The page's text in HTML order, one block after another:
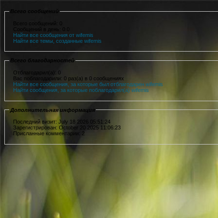
Всего сообщений
Всего сообщений: 0
Сообщений в день: 0.0
Найти все сообщения от wifemis
Найти все темы, созданные wifemis
Всего благодарностей
Отблагодарил(а): 0
Вас поблагодарили: 0 раз(а) в 0 сообщениях
Найти все сообщения, за которые был отблагодарен wifemis
Найти сообщения, за которые поблагодарил(а) wifemis
Дополнительная информация
Последний визит: July 18 2026 05:51:24
Зарегистрирован: October 20 2025 11:06:23
Присланные комментарии: 2